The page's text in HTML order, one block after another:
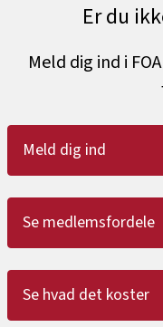
Er du
Meld dig ind i
Meld dig ind
Se medlemsfordele
Se hvad det koster